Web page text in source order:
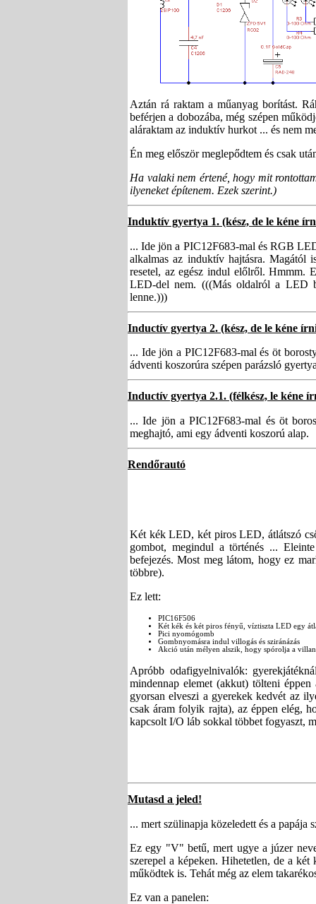
Aztán rá raktam a műanyag borítást.
beférjen a dobozába, még szépen
aláraktam az induktív hurkot ... és nem
Én meg először meglepődtem és csak
Ha valaki nem értené, hogy mit
ilyeneket építenem. Ezek szerint.)
Induktív gyertya 1. (kész, de le kéne
... Ide jön a PIC12F683-mal és RGB
alkalmas az induktív hajtásra.
resetel, az egész indul előlről. Hmmm.
LED-del nem. (((Más oldalról a LED
lenne.)))
Inductív gyertya 2. (kész, de le kéne
... Ide jön a PIC12F683-mal és öt
ádventi koszorúra szépen parázsló
Inductív gyertya 2.1. (félkész, le kéne
... Ide jön a PIC12F683-mal és öt
meghajtó, ami egy ádventi koszorú alap.
Rendőrautó
Két kék LED, két piros LED, átlátszó
gombot, megindul a történés ...
befejezés. Most meg látom, hogy ez
többre).
Ez lett:
PIC16F506
Két kék és két piros fényű, víztiszta LED egy
Pici nyomógomb
Gombnyomásra indul villogás és sziránázás
Akció után mélyen alszik, hogy spórolja a
Apróbb odafigyelnivalók:
mindennap elemet (akkut) tölteni
gyorsan elveszi a gyerekek kedvét az
csak áram folyik rajta), az éppen elég,
kapcsolt I/O láb sokkal többet fogyaszt,
Mutasd a jeled!
... mert szülinapja közeledett és a
Ez egy "V" betű, mert ugye a júzer
szerepel a képeken. Hihetetlen, de a
működtek is. Tehát még az elem
Ez van a panelen: